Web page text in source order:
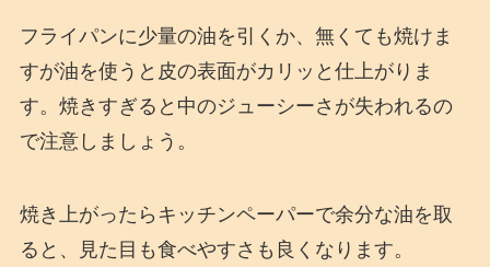
フライパンに少量の油を引くか、無くても焼けま
すが油を使うと皮の表面がカリッと仕上がりま
す。焼きすぎると中のジューシーさが失われるの
で注意しましょう。
焼き上がったらキッチンペーパーで余分な油を取
ると、見た目も食べやすさも良くなります。